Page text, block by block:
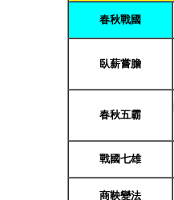
春秋戰國
臥薪嘗膽
春秋五霸
戰國七雄
商鞅變法